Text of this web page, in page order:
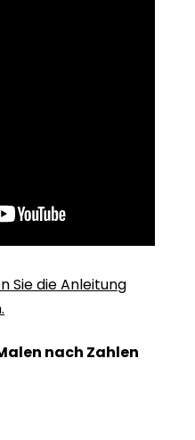
Sie die Anleitung
nach Zahlen